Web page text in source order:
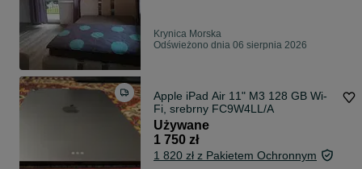
Krynica Morska
Odświeżono dnia 06 sierpnia 2026
Apple iPad Air 11" M3 128 GB Wi-
Fi, srebrny FC9W4LL/A
Używane
1 750 zł
1 820 zł z Pakietem Ochronnym